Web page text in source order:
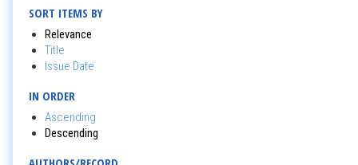
SORT ITEMS BY
Relevance
Title
Issue Date
IN ORDER
Ascending
Descending